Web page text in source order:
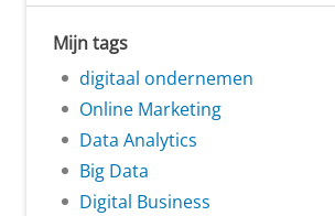
Mijn tags
digitaal ondernemen
Online Marketing
Data Analytics
Big Data
Digital Business